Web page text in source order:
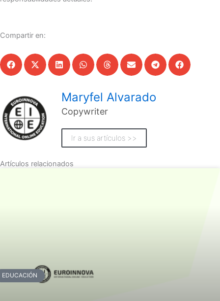
Compartir en:
Maryfel Alvarado
Copywriter
Ir a sus artículos >>
Artículos relacionados
EDUCACIÓN